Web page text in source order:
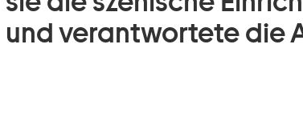
und verantwortete die